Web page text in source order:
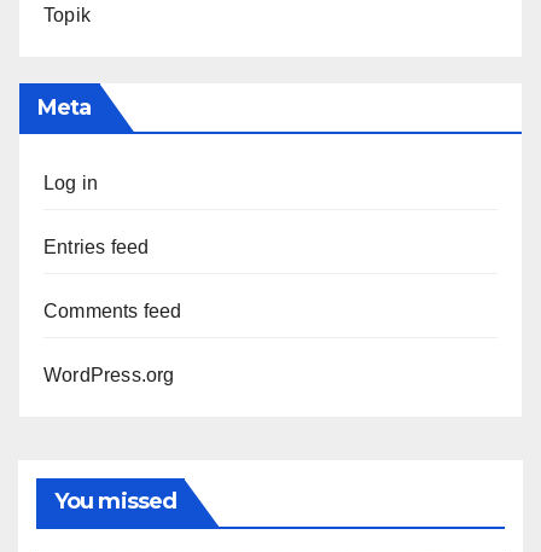
Topik
Meta
Log in
Entries feed
Comments feed
WordPress.org
You missed